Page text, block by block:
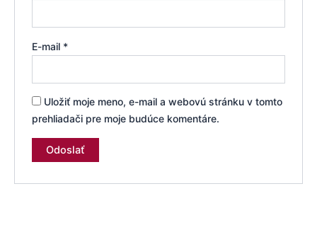
E-mail *
Uložiť moje meno, e-mail a webovú stránku v tomto
prehliadači pre moje budúce komentáre.